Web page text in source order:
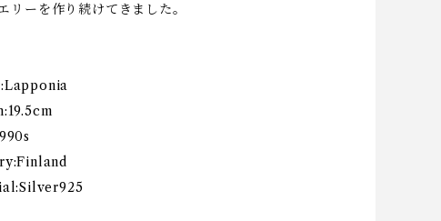
リーを作り続けてきました。